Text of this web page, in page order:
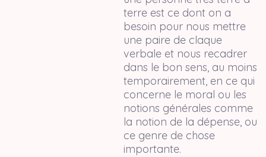
terre est ce dont on a
besoin pour nous mettre
une paire de claque
verbale et nous recadrer
dans le bon sens, au moins
temporairement, en ce qui
concerne le moral ou les
notions générales comme
la notion de la dépense, ou
ce genre de chose
importante.